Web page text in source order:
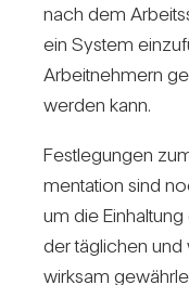
nach dem
ein System
Arbeit­neh­mern
werden kann.
Fest­le­gungen
men­ta­tion sind
um die
der täg­li­chen
wirksam